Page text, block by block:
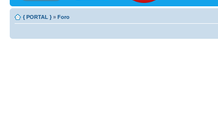
{ PORTAL } » Foro